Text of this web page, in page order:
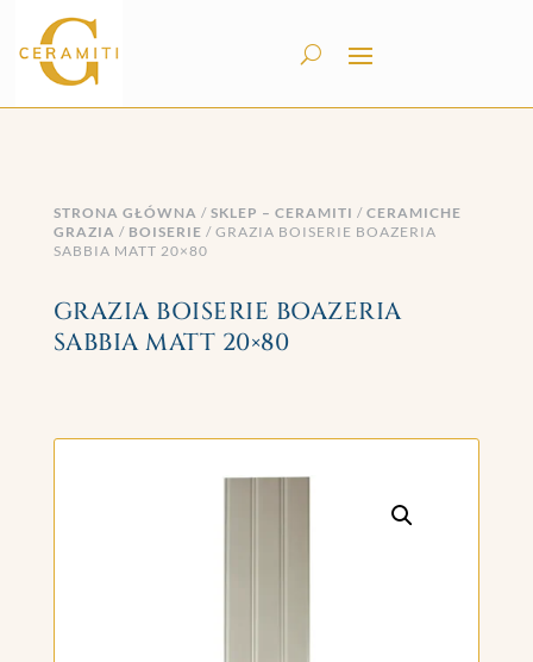
STRONA GŁÓWNA / SKLEP – CERAMITI / CERAMICHE
GRAZIA / BOISERIE / GRAZIA BOISERIE BOAZERIA
SABBIA MATT 20×80
GRAZIA BOISERIE BOAZERIA
SABBIA MATT 20×80